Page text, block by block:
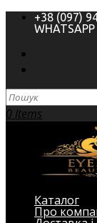
+38 (097)
WHATSAPP
0 Items
Каталог
Про